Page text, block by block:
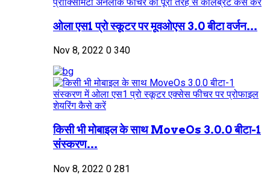
ओला एस1 प्रो स्कूटर पर मूवओएस 3.0 बीटा वर्जन...
Nov 8, 2022 0 340
किसी भी मोबाइल के साथ MoveOs 3.0.0 बीटा-1
संस्करण...
Nov 8, 2022 0 281